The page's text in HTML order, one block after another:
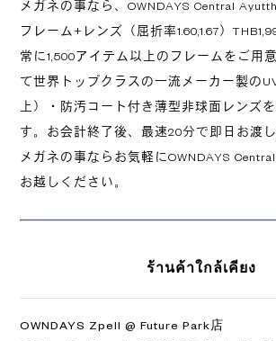
メガネの事なら、OWNDAYS Central
フレーム+レンズ（屈折率1.60,1.67）
常に1,500アイテム以上のフレームをご用
て世界トップクラスの一流メーカー製の
上）・防汚コート付き薄型非球面レンズ
す。お会計終了後、最速20分で即日お渡
メガネの事ならお気軽にOWNDAYS
お越しください。
ร้านค้าใกล้เคียง
OWNDAYS Zpell @ Future Park店